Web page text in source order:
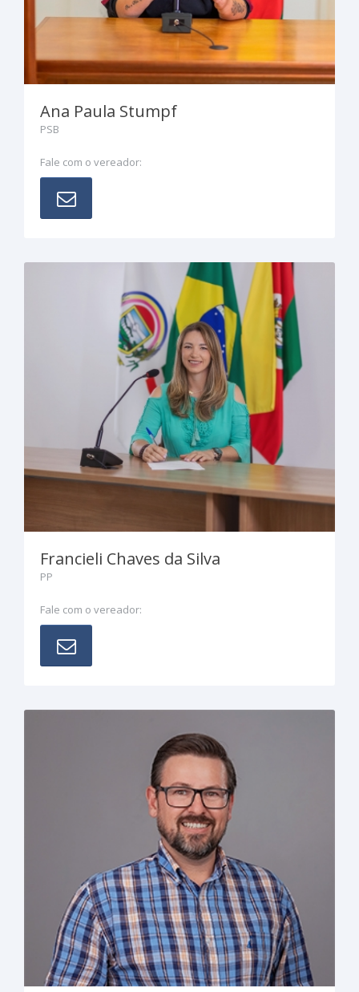
Ana Paula Stumpf
PSB
Fale com o vereador:
Francieli Chaves da Silva
PP
Fale com o vereador: